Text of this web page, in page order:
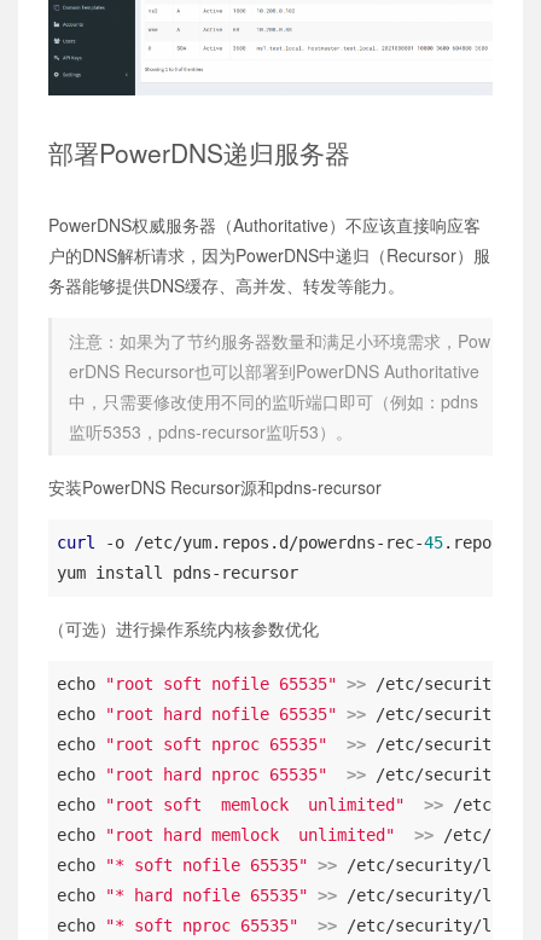
部署PowerDNS递归服务器
PowerDNS权威服务器（Authoritative）不应该直接响应客
户的DNS解析请求，因为PowerDNS中递归（Recursor）服
务器能够提供DNS缓存、高并发、转发等能力。
注意：如果为了节约服务器数量和满足小环境需求，Pow
erDNS Recursor也可以部署到PowerDNS Authoritative
中，只需要修改使用不同的监听端口即可（例如：pdns
监听5353，pdns-recursor监听53）。
安装PowerDNS Recursor源和pdns-recursor
curl -o /etc/yum.repos.d/powerdns-rec-45.repo
yum install pdns-recursor
（可选）进行操作系统内核参数优化
echo "root soft nofile 65535" >> /etc/security/
echo
"root hard nofile 65535" >> /etc/security/
echo
"root soft nproc 65535" >> /etc/security/
echo
"root hard nproc 65535" >> /etc/security/
echo
"root soft  memlock  unlimited" >> /etc/
echo
"root hard memlock  unlimited" >> /etc/
echo
"* soft nofile 65535" >> /etc/security/
echo
"* hard nofile 65535" >> /etc/security/
echo
"* soft nproc 65535" >> /etc/security/